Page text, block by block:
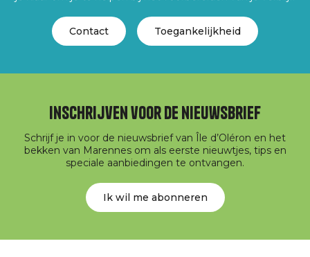
Contact Toegankelijkheid
Inschrijven voor de nieuwsbrief
Schrijf je in voor de nieuwsbrief van Île d’Oléron en het
bekken van Marennes om als eerste nieuwtjes, tips en
speciale aanbiedingen te ontvangen.
Ik wil me abonneren